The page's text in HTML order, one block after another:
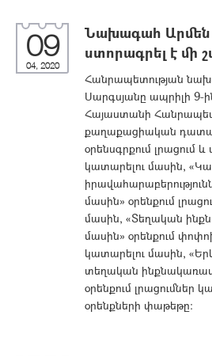
09
04, 2020
Նախագահ Արմեն
ստորագրել է մի
Հանրապետության
Սարգսյանը ապրիլի 9-
Հայաստանի
քաղաքացիական
օրենսգրքում լրացում և
կատարելու մասին,
մասին» օրենքում
մասին, «Տեղական
մասին» օրենքում
կատարելու մասին,
տեղական
օրենքում լրացումներ
օրենքների փաթեթը: